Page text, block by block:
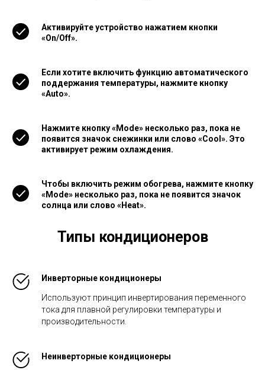
Активируйте устройство нажатием кнопки
«On/Off».
Если хотите включить функцию автоматического
поддержания температуры, нажмите кнопку
«Auto».
Нажмите кнопку «Mode» несколько раз, пока не
появится значок снежинки или слово «Cool». Это
активирует режим охлаждения.
Чтобы включить режим обогрева, нажмите кнопку
«Mode» несколько раз, пока не появится значок
солнца или слово «Heat».
Типы кондиционеров
Инверторные кондиционеры
Используют принцип инвертирования переменного
тока для плавной регулировки температуры и
производительности.
Неинверторные кондиционеры